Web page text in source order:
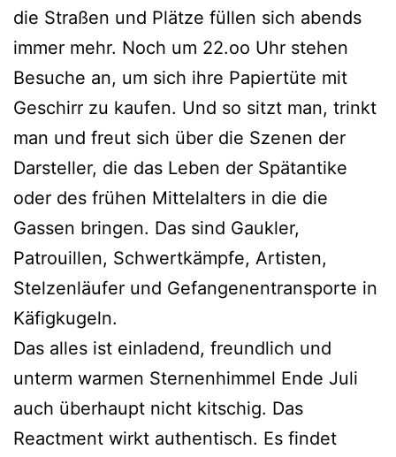
die Straßen und Plätze füllen sich abends
immer mehr. Noch um 22.oo Uhr stehen
Besuche an, um sich ihre Papiertüte mit
Geschirr zu kaufen. Und so sitzt man, trinkt
man und freut sich über die Szenen der
Darsteller, die das Leben der Spätantike
oder des frühen Mittelalters in die die
Gassen bringen. Das sind Gaukler,
Patrouillen, Schwertkämpfe, Artisten,
Stelzenläufer und Gefangenentransporte in
Käfigkugeln.
Das alles ist einladend, freundlich und
unterm warmen Sternenhimmel Ende Juli
auch überhaupt nicht kitschig. Das
Reactment wirkt authentisch. Es findet